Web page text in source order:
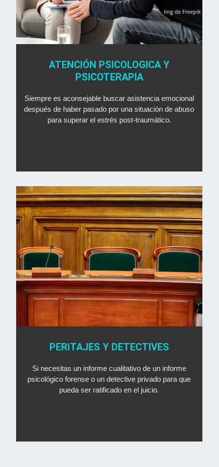
ATENCIÓN PSICOLOGICA Y
PSICOTERAPIA
Siempre es aconsejable buscar asistencia emocional
después de haber pasado por una situación de abuso
para superar el estrés post-traumático.
Img de Freepik
PERITAJES Y DETECTIVES
Si necesitas un informe cualitativo de un informe
psicológico forense o un detective privado para que
pueda ser ratificado en el juicio.